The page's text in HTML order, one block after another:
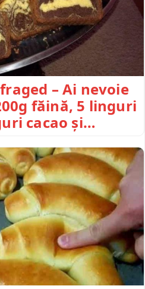
– Ai nevoie
făină, 5 linguri
cacao și…